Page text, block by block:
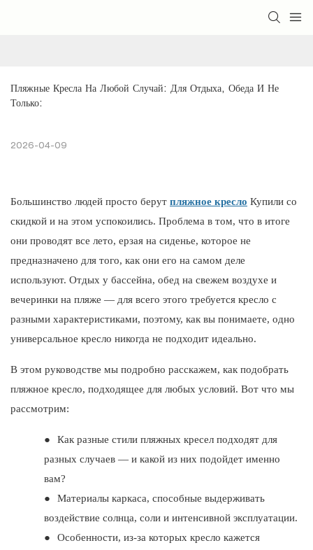
Пляжные Кресла На Любой Случай: Для Отдыха, Обеда И Не
Только:
2026-04-09
Большинство людей просто берут пляжное кресло Купили со
скидкой и на этом успокоились. Проблема в том, что в итоге
они проводят все лето, ерзая на сиденье, которое не
предназначено для того, как они его на самом деле
используют. Отдых у бассейна, обед на свежем воздухе и
вечеринки на пляже — для всего этого требуется кресло с
разными характеристиками, поэтому, как вы понимаете, одно
универсальное кресло никогда не подходит идеально.
В этом руководстве мы подробно расскажем, как подобрать
пляжное кресло, подходящее для любых условий. Вот что мы
рассмотрим:
●
Как разные стили пляжных кресел подходят для
разных случаев — и какой из них подойдет именно
вам?
●
Материалы каркаса, способные выдерживать
воздействие солнца, соли и интенсивной эксплуатации.
●
Особенности, из-за которых кресло кажется